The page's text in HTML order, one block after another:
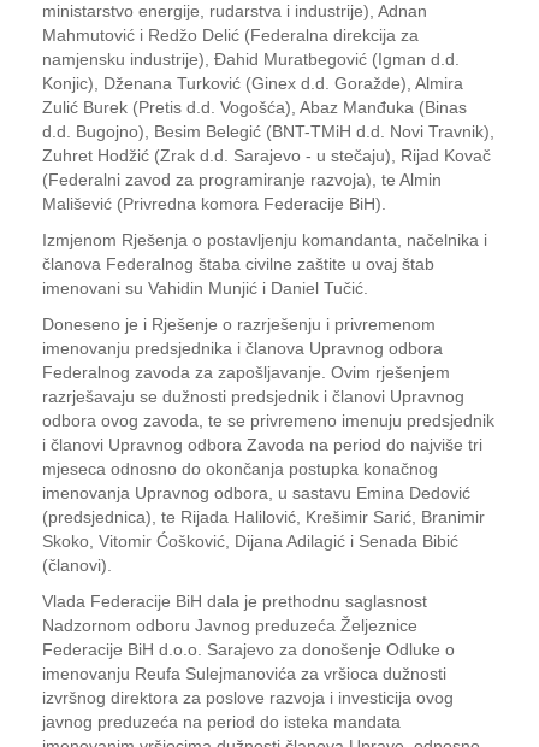
ministarstvo energije, rudarstva i industrije), Adnan
Mahmutović i Redžo Delić (Federalna direkcija za
namjensku industrije), Đahid Muratbegović (Igman d.d.
Konjic), Dženana Turković (Ginex d.d. Goražde), Almira
Zulić Burek (Pretis d.d. Vogošća), Abaz Manđuka (Binas
d.d. Bugojno), Besim Belegić (BNT-TMiH d.d. Novi Travnik),
Zuhret Hodžić (Zrak d.d. Sarajevo - u stečaju), Rijad Kovač
(Federalni zavod za programiranje razvoja), te Almin
Mališević (Privredna komora Federacije BiH).
Izmjenom Rješenja o postavljenju komandanta, načelnika i
članova Federalnog štaba civilne zaštite u ovaj štab
imenovani su Vahidin Munjić i Daniel Tučić.
Doneseno je i Rješenje o razrješenju i privremenom
imenovanju predsjednika i članova Upravnog odbora
Federalnog zavoda za zapošljavanje. Ovim rješenjem
razrješavaju se dužnosti predsjednik i članovi Upravnog
odbora ovog zavoda, te se privremeno imenuju predsjednik
i članovi Upravnog odbora Zavoda na period do najviše tri
mjeseca odnosno do okončanja postupka konačnog
imenovanja Upravnog odbora, u sastavu Emina Dedović
(predsjednica), te Rijada Halilović, Krešimir Sarić, Branimir
Skoko, Vitomir Ćošković, Dijana Adilagić i Senada Bibić
(članovi).
Vlada Federacije BiH dala je prethodnu saglasnost
Nadzornom odboru Javnog preduzeća Željeznice
Federacije BiH d.o.o. Sarajevo za donošenje Odluke o
imenovanju Reufa Sulejmanovića za vršioca dužnosti
izvršnog direktora za poslove razvoja i investicija ovog
javnog preduzeća na period do isteka mandata